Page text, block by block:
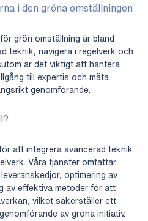
i den gröna omställningen
grön omställning är bland
teknik, navigera i regelverk och
är det viktigt att hantera
till expertis och mäta
genomförande.
att integrera avancerad teknik
Våra tjänster omfattar
optimering av
av effektiva metoder för att
vilket säkerställer ett
av gröna initiativ.